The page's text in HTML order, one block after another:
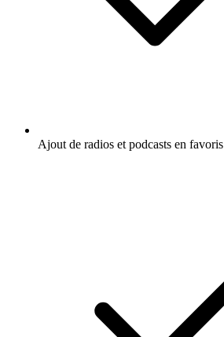
Ajout de radios et podcasts en favoris